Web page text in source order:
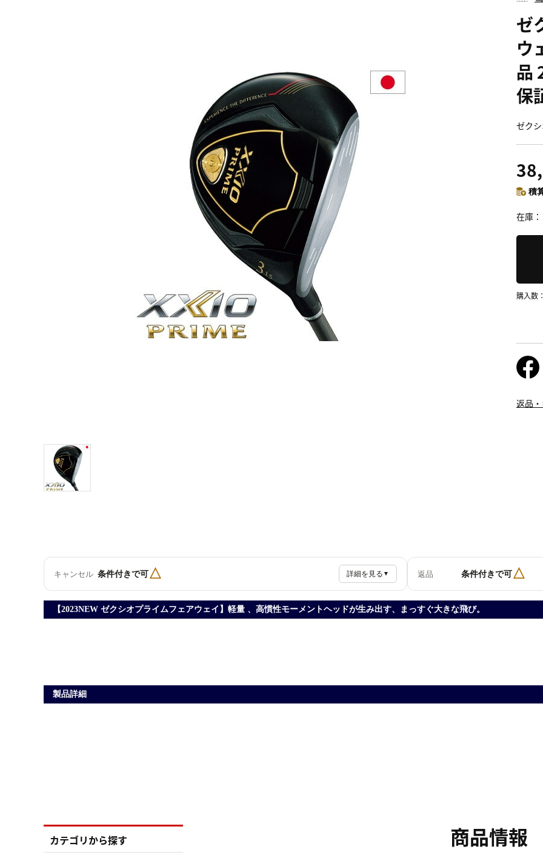
ゼ
ウ
品
保
ゼク
積
在庫
購入数
返品
キャンセル 条件付きで可△ 詳細を見る ▼ 返品 条件付きで可△
【2023NEW ゼクシオプライムフェアウェイ】軽量 、高慣性モーメントヘッドが生み出す、まっすぐ大きな飛び。
製品詳細
商品情報
カテゴリから探す